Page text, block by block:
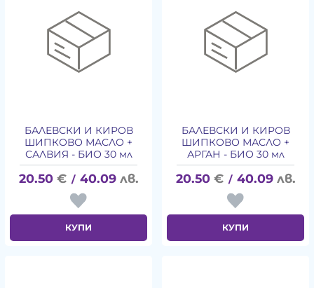
БАЛЕВСКИ И КИРОВ
ШИПКОВО МАСЛО +
САЛВИЯ - БИО 30 мл
20.50 € / 40.09 лв.
КУПИ
БАЛЕВСКИ И КИРОВ
ШИПКОВО МАСЛО +
АРГАН - БИО 30 мл
20.50 € / 40.09 лв.
КУПИ